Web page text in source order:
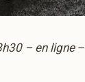
– en ligne–